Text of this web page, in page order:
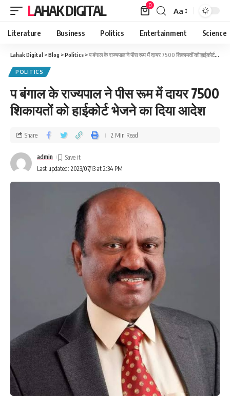
LAHAK DIGITAL 0
Aa
Literature Business Politics Entertainment Science
Lahak Digital >Blog >Politics >प बंगाल के राज्यपाल ने पीस रूम में दायर 7500 शिकायतों को हाईकोर्ट भेजने का दिया आदेश
POLITICS
प बंगाल के राज्यपाल ने पीस रूम में दायर 7500
शिकायतों को हाईकोर्ट भेजने का दिया आदेश
Last updated: 2023/07/13 at 2:34 PM
admin
Share 2 Min Read